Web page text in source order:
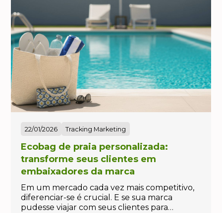
22/01/2026 Tracking Marketing
Ecobag de praia personalizada:
transforme seus clientes em
embaixadores da marca
Em um mercado cada vez mais competitivo,
diferenciar-se é crucial. E se sua marca
pudesse viajar com seus clientes para…